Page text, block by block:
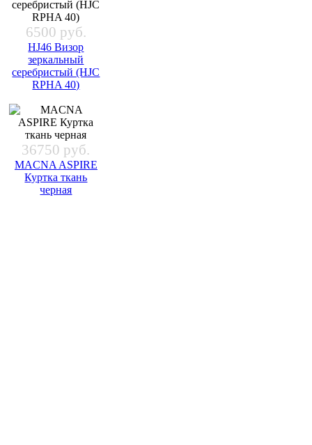
6500 руб.
HJ46 Визор
зеркальный
серебристый (HJC
RPHA 40)
36750 руб.
MACNA ASPIRE
Куртка ткань
черная